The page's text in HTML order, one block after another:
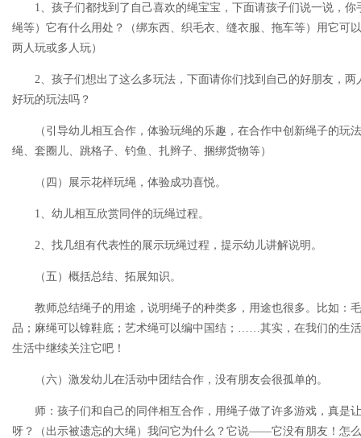
1、孩子们都找到了自己喜欢的绳宝宝，下面请孩子们说一说，你
绳等）它有什么用处？（绑东西、织毛衣、缝衣服、拖车等）用它可
两人玩或多人玩）
2、孩子们想出了这么多玩法，下面请你们找到自己的好朋友，两
好玩的玩法吗？
（引导幼儿相互合作，体验玩绳的乐趣，在合作中创新绳子的玩
绳、套圈儿、跳格子、钓鱼、扎辫子、捆绑货物等）
（四）展示花样玩绳，体验成功喜悦。
1、幼儿相互欣赏同伴的玩绳过程。
2、找几组有代表性的展示玩绳过程，提示幼儿讲解说明。
（五）概括总结、拓展知识。
教师总结绳子的用途，说明绳子的种类多，用途也很多。比如：
品；麻绳可以镎鞋底；艺术绳可以编中国结；……其实，在我们的生
生活中继续关注它吧！
（六）激发幼儿在活动中团结合作，没有朋友会很孤单的。
师：孩子们和自己的同伴相互合作，用绳子做了许多游戏，真是
呀？（出示被遗忘的大绳）我问它为什么？它说——它没有朋友！怎